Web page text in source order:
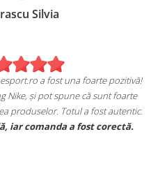
Silvia
a fost una foarte pozitivă!
Nike, și pot spune că sunt foarte
produselor. Totul a fost autentic.
iar comanda a fost corectă.